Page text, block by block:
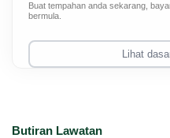
Butiran Lawatan
Buat tempahan anda sekarang,
bermula.
Lihat